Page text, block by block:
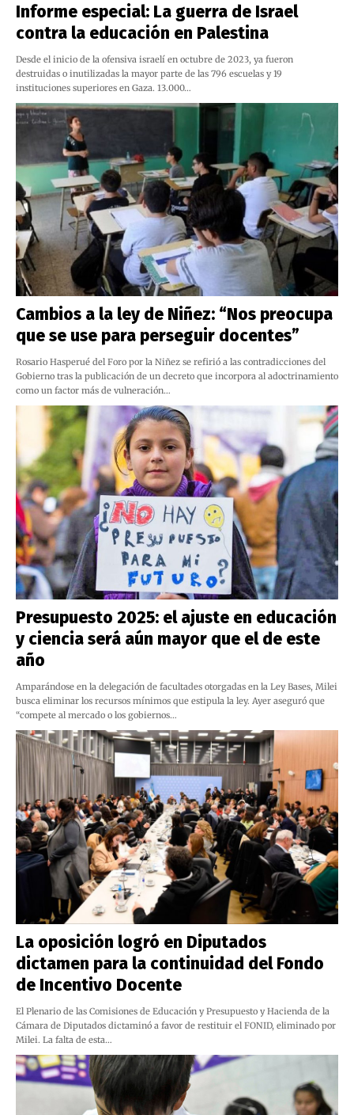
Informe especial: La guerra de Israel
contra la educación en Palestina
Desde el inicio de la ofensiva israelí en octubre de 2023, ya fueron
destruidas o inutilizadas la mayor parte de las 796 escuelas y 19
instituciones superiores en Gaza. 13.000…
Cambios a la ley de Niñez: “Nos preocupa
que se use para perseguir docentes”
Rosario Hasperué del Foro por la Niñez se refirió a las contradicciones del
Gobierno tras la publicación de un decreto que incorpora al adoctrinamiento
como un factor más de vulneración…
Presupuesto 2025: el ajuste en educación
y ciencia será aún mayor que el de este
año
Amparándose en la delegación de facultades otorgadas en la Ley Bases, Milei
busca eliminar los recursos mínimos que estipula la ley. Ayer aseguró que
“compete al mercado o los gobiernos…
La oposición logró en Diputados
dictamen para la continuidad del Fondo
de Incentivo Docente
El Plenario de las Comisiones de Educación y Presupuesto y Hacienda de la
Cámara de Diputados dictaminó a favor de restituir el FONID, eliminado por
Milei. La falta de esta…